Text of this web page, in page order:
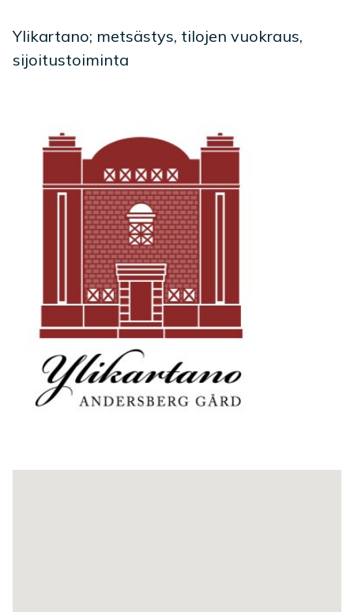
Ylikartano; metsästys, tilojen vuokraus,
sijoitustoiminta